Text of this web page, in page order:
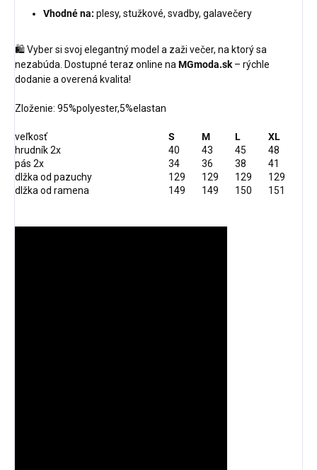
Vhodné na: plesy, stužkové, svadby, galavečery
🛍️ Vyber si svoj elegantný model a zaži večer, na ktorý sa
nezabúda. Dostupné teraz online na MGmoda.sk – rýchle
dodanie a overená kvalita!
Zloženie: 95%polyester,5%elastan
veľkosť S M L
XL
hrudník 2x
40 43 45
48
pás 2x
34 36 38
41
dlžka od pazuchy
129 129 129
129
dlžka od ramena
149 149 150 151